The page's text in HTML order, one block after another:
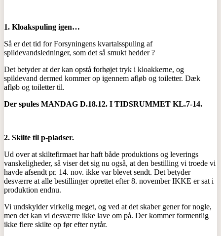
1. Kloakspuling igen…
Så er det tid for Forsyningens kvartalsspuling af
spildevandsledninger, som det så smukt hedder ?
Det betyder at der kan opstå forhøjet tryk i kloakkerne, og
spildevand dermed kommer op igennem afløb og toiletter. Dæk
afløb og toiletter til.
Der spules MANDAG D.18.12. I TIDSRUMMET KL.7-14.
2. Skilte til p-pladser.
Ud over at skiltefirmaet har haft både produktions og leverings
vanskeligheder, så viser det sig nu også, at den bestilling vi troede vi
havde afsendt pr. 14. nov. ikke var blevet sendt. Det betyder
desværre at alle bestillinger oprettet efter 8. november IKKE er sat i
produktion endnu.
Vi undskylder virkelig meget, og ved at det skaber gener for nogle,
men det kan vi desværre ikke lave om på. Der kommer formentlig
ikke flere skilte op før efter nytår.